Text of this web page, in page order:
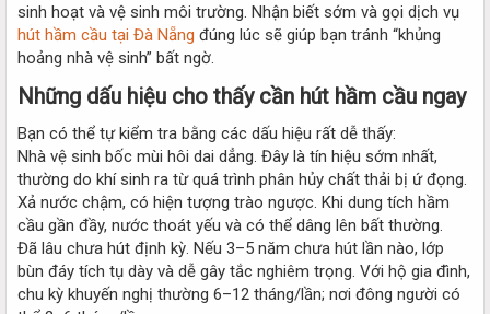
sinh hoạt và vệ sinh môi trường. Nhận biết sớm và gọi dịch vụ
hút hầm cầu tại Đà Nẵng đúng lúc sẽ giúp bạn tránh “khủng
hoảng nhà vệ sinh” bất ngờ.
Những dấu hiệu cho thấy cần hút hầm cầu ngay​
Bạn có thể tự kiểm tra bằng các dấu hiệu rất dễ thấy:
Nhà vệ sinh bốc mùi hôi dai dẳng. Đây là tín hiệu sớm nhất,
thường do khí sinh ra từ quá trình phân hủy chất thải bị ứ đọng.
Xả nước chậm, có hiện tượng trào ngược. Khi dung tích hầm
cầu gần đầy, nước thoát yếu và có thể dâng lên bất thường.
Đã lâu chưa hút định kỳ. Nếu 3–5 năm chưa hút lần nào, lớp
bùn đáy tích tụ dày và dễ gây tắc nghiêm trọng. Với hộ gia đình,
chu kỳ khuyến nghị thường 6–12 tháng/lần; nơi đông người có